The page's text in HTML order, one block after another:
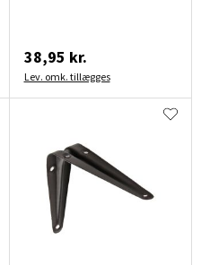
38,95 kr.
Lev. omk. tillægges